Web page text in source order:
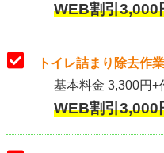
WEB割引
トイレ詰まり除去作
基本料金 3,300円+
WEB割引